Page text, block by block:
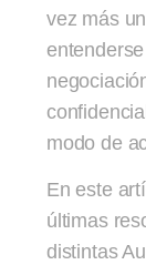
vez más
modo de
En este
últimas
distintas